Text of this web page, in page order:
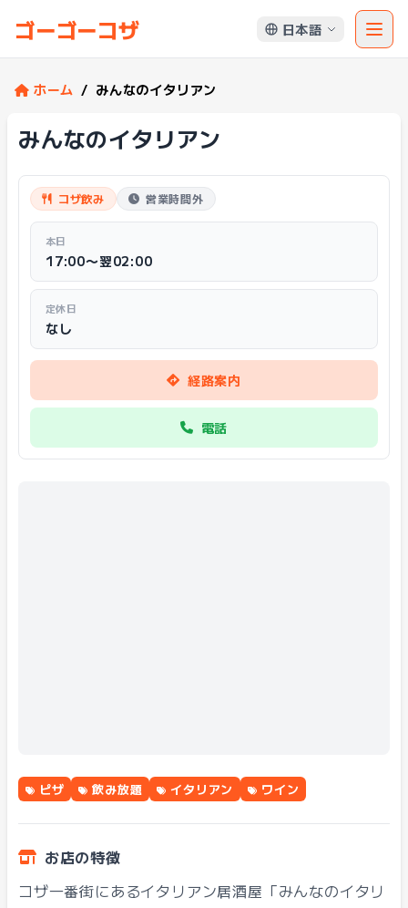
ゴーゴーコザ 日本語
ホーム / みんなのイタリアン
みんなのイタリアン
コザ飲み 営業時間外
本日
17:00〜翌02:00
定休日
なし
経路案内
電話
ピザ 飲み放題 イタリアン ワイン
お店の特徴
コザ一番街にあるイタリアン居酒屋「みんなのイタリ